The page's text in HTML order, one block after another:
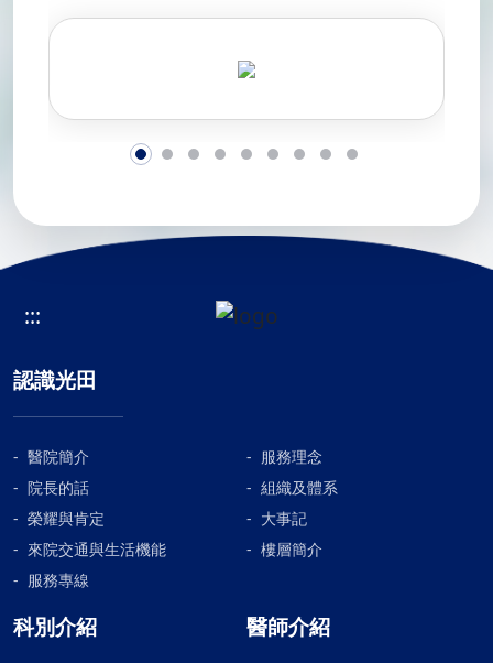
:::
認識光田
醫院簡介
服務理念
院長的話
組織及體系
榮耀與肯定
大事記
來院交通與生活機能
樓層簡介
服務專線
科別介紹 醫師介紹